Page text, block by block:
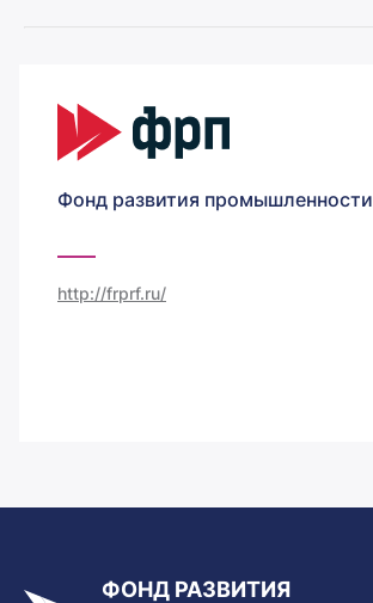
Фонд развития промышленности
http://frprf.ru/
ФОНД РАЗВИТИЯ